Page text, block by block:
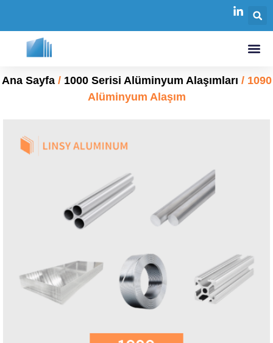
Ana Sayfa/ 1000 Serisi Alüminyum Alaşımları / 1090
Alüminyum Alaşım